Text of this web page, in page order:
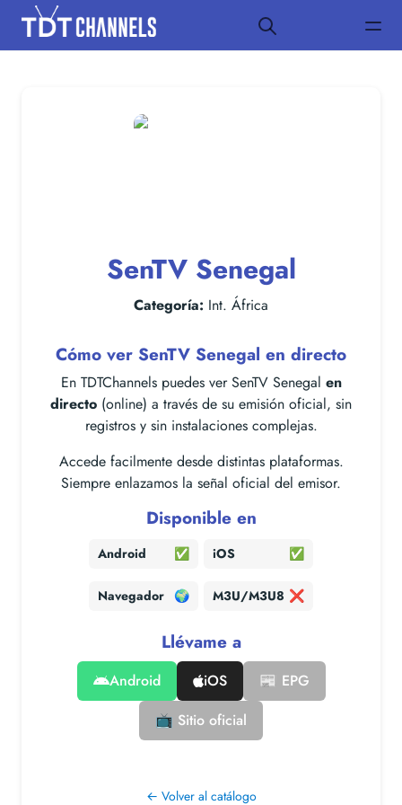
SenTV Senegal
Categoría: Int. África
Cómo ver SenTV Senegal en directo
En TDTChannels puedes ver SenTV Senegal en
directo (online) a través de su emisión oficial, sin
registros y sin instalaciones complejas.
Accede facilmente desde distintas plataformas.
Siempre enlazamos la señal oficial del emisor.
Disponible en
Android ✅ iOS ✅
Navegador 🌍 M3U/M3U8 ❌
Llévame a
Android iOS
📰 EPG
📺 Sitio oficial
← Volver al catálogo